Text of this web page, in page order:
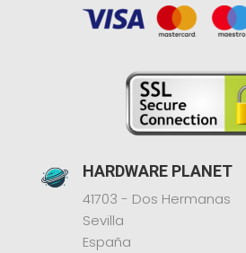
HARDWARE PLANET
41703 - Dos Hermanas
Sevilla
España